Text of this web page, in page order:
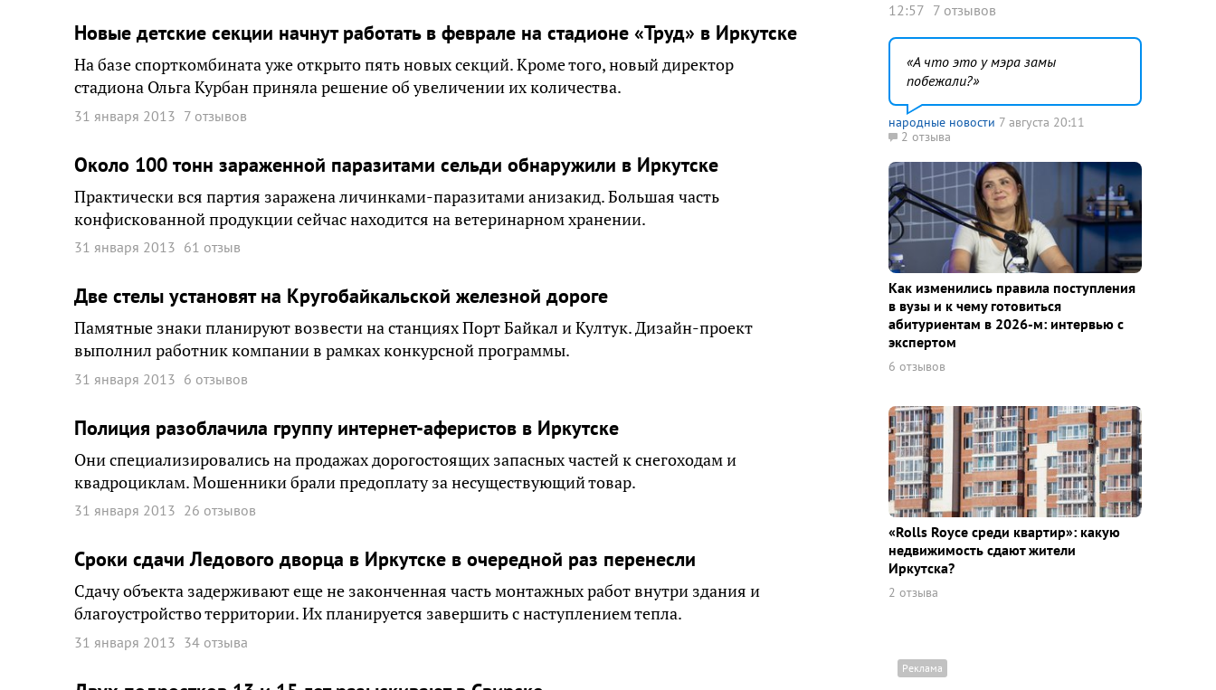
Новые детские секции начнут работать в феврале на стадионе «Труд» в Иркутске
На базе спорткомбината уже открыто пять новых секций. Кроме того, новый директор
стадиона Ольга Курбан приняла решение об увеличении их количества.
31 января 2013 7 отзывов
Около 100 тонн зараженной паразитами сельди обнаружили в Иркутске
Практически вся партия заражена личинками-паразитами анизакид. Большая часть
конфискованной продукции сейчас находится на ветеринарном хранении.
31 января 2013 61 отзыв
Две стелы установят на Кругобайкальской железной дороге
Памятные знаки планируют возвести на станциях Порт Байкал и Култук. Дизайн-проект
выполнил работник компании в рамках конкурсной программы.
31 января 2013 6 отзывов
Полиция разоблачила группу интернет-аферистов в Иркутске
Они специализировались на продажах дорогостоящих запасных частей к снегоходам и
квадроциклам. Мошенники брали предоплату за несуществующий товар.
31 января 2013 26 отзывов
Сроки сдачи Ледового дворца в Иркутске в очередной раз перенесли
Сдачу объекта задерживают еще не законченная часть монтажных работ внутри здания и
благоустройство территории. Их планируется завершить с наступлением тепла.
31 января 2013 34 отзыва
12:57 7 отзывов
А что это у мэра замы
побежали?
народные новости 7 августа 20:11
2 отзыва
Как изменились правила поступления
в вузы и к чему готовиться
абитуриентам в 2026-м: интервью с
экспертом
6 отзывов
«Rolls Royce среди квaртир»: какую
недвижимость сдают жители
Иркутска?
2 отзыва